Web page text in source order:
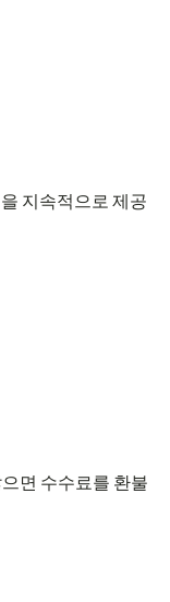
지속적으로 제공
면 수수료를 환불